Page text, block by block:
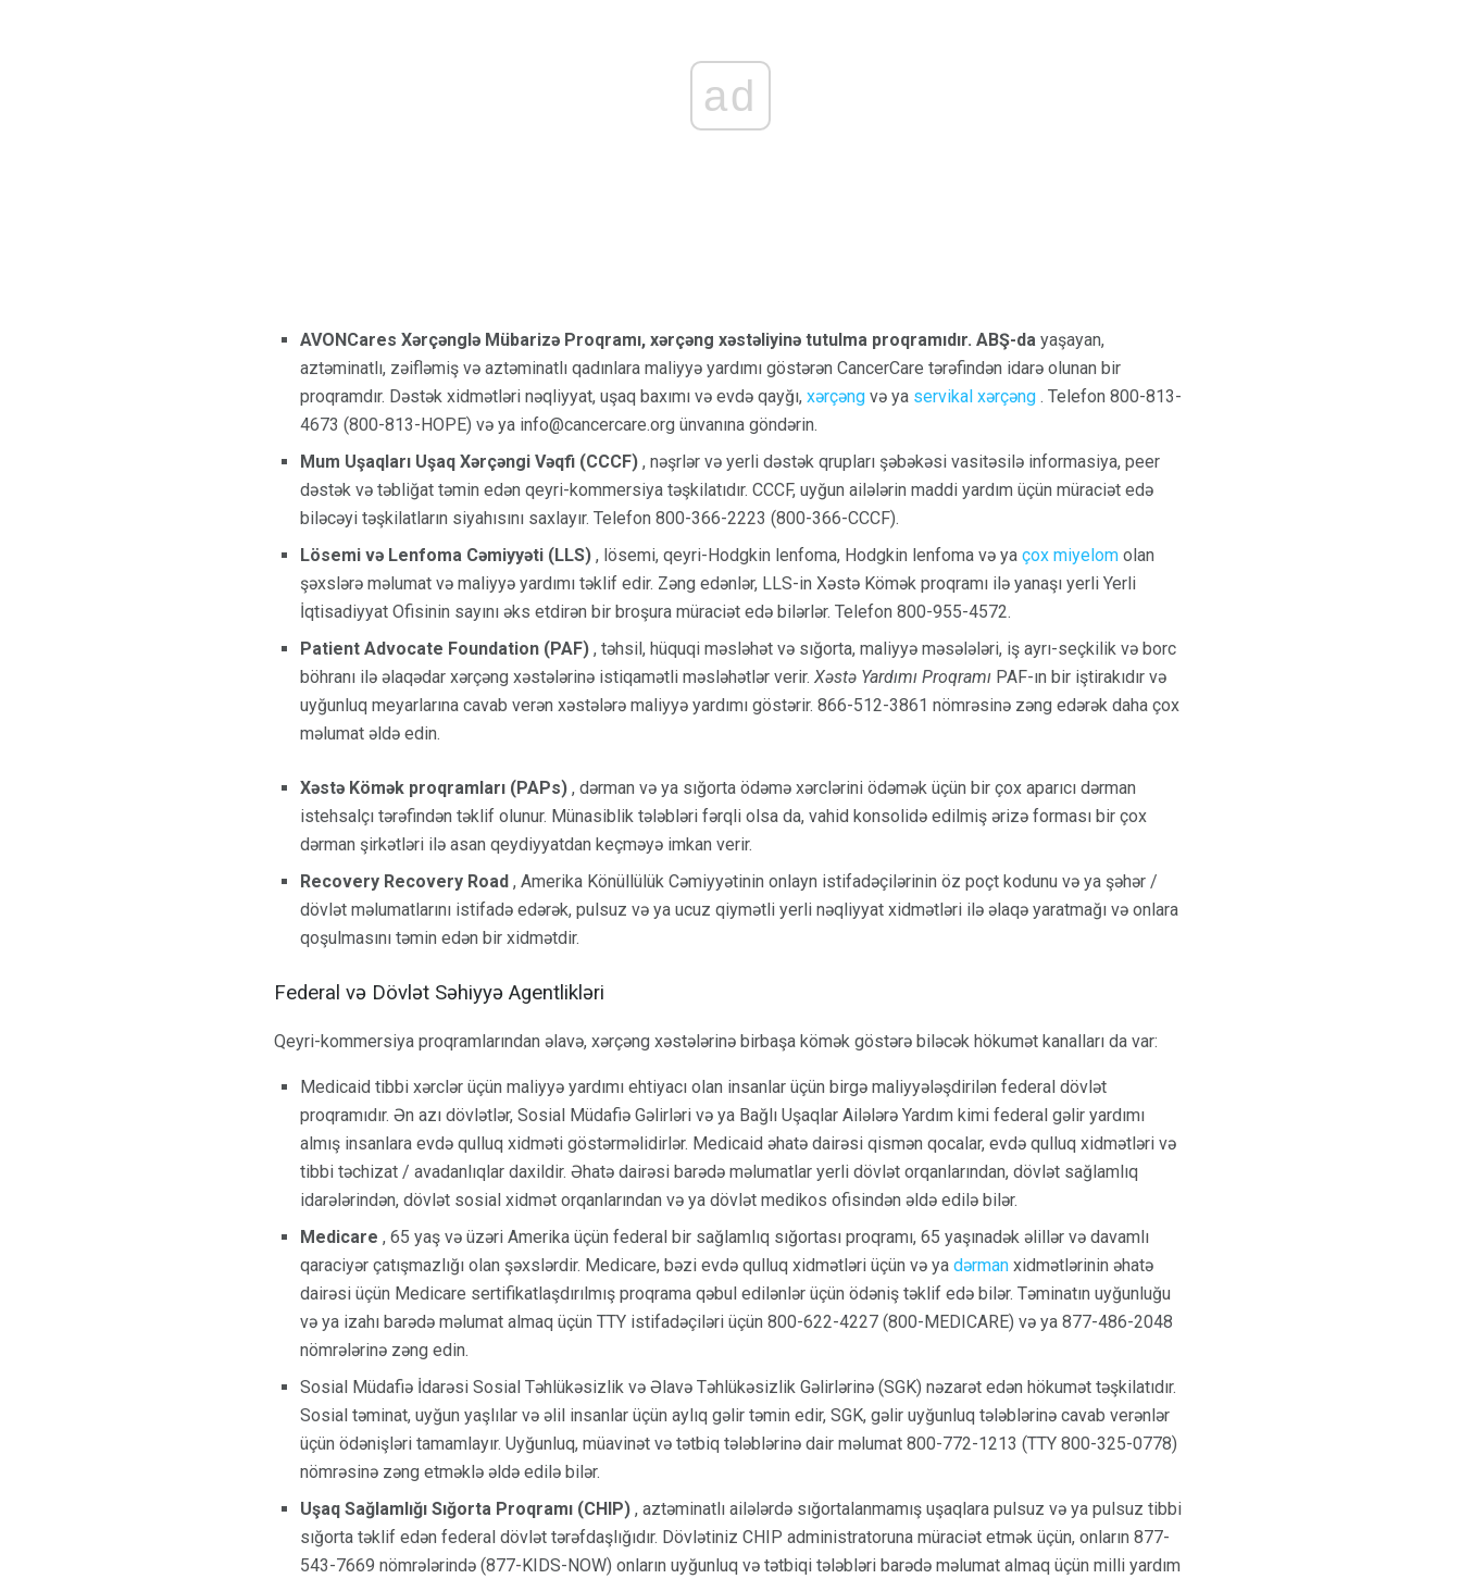
ad
AVONCares Xərçənglə Mübarizə Proqramı, xərçəng xəstəliyinə tutulma proqramıdır. ABŞ-da yaşayan,
aztəminatlı, zəifləmiş və aztəminatlı qadınlara maliyyə yardımı göstərən CancerCare tərəfindən idarə olunan bir
proqramdır. Dəstək xidmətləri nəqliyyat, uşaq baxımı və evdə qayğı, xərçəng və ya servikal xərçəng . Telefon 800-813-
4673 (800-813-HOPE) və ya info@cancercare.org ünvanına göndərin.
Mum Uşaqları Uşaq Xərçəngi Vəqfi (CCCF) , nəşrlər və yerli dəstək qrupları şəbəkəsi vasitəsilə informasiya, peer
dəstək və təbliğat təmin edən qeyri-kommersiya təşkilatıdır. CCCF, uyğun ailələrin maddi yardım üçün müraciət edə
biləcəyi təşkilatların siyahısını saxlayır. Telefon 800-366-2223 (800-366-CCCF).
Lösemi və Lenfoma Cəmiyyəti (LLS) , lösemi, qeyri-Hodgkin lenfoma, Hodgkin lenfoma və ya çox miyelom olan
şəxslərə məlumat və maliyyə yardımı təklif edir. Zəng edənlər, LLS-in Xəstə Kömək proqramı ilə yanaşı yerli Yerli
İqtisadiyyat Ofisinin sayını əks etdirən bir broşura müraciət edə bilərlər. Telefon 800-955-4572.
Patient Advocate Foundation (PAF) , təhsil, hüquqi məsləhət və sığorta, maliyyə məsələləri, iş ayrı-seçkilik və borc
böhranı ilə əlaqədar xərçəng xəstələrinə istiqamətli məsləhətlər verir. Xəstə Yardımı Proqramı PAF-ın bir iştirakıdır və
uyğunluq meyarlarına cavab verən xəstələrə maliyyə yardımı göstərir. 866-512-3861 nömrəsinə zəng edərək daha çox
məlumat əldə edin.
Xəstə Kömək proqramları (PAPs) , dərman və ya sığorta ödəmə xərclərini ödəmək üçün bir çox aparıcı dərman
istehsalçı tərəfindən təklif olunur. Münasiblik tələbləri fərqli olsa da, vahid konsolidə edilmiş ərizə forması bir çox
dərman şirkətləri ilə asan qeydiyyatdan keçməyə imkan verir.
Recovery Recovery Road , Amerika Könüllülük Cəmiyyətinin onlayn istifadəçilərinin öz poçt kodunu və ya şəhər /
dövlət məlumatlarını istifadə edərək, pulsuz və ya ucuz qiymətli yerli nəqliyyat xidmətləri ilə əlaqə yaratmağı və onlara
qoşulmasını təmin edən bir xidmətdir.
Federal və Dövlət Səhiyyə Agentlikləri
Qeyri-kommersiya proqramlarından əlavə, xərçəng xəstələrinə birbaşa kömək göstərə biləcək hökumət kanalları da var:
Medicaid tibbi xərclər üçün maliyyə yardımı ehtiyacı olan insanlar üçün birgə maliyyələşdirilən federal dövlət
proqramıdır. Ən azı dövlətlər, Sosial Müdafiə Gəlirləri və ya Bağlı Uşaqlar Ailələrə Yardım kimi federal gəlir yardımı
almış insanlara evdə qulluq xidməti göstərməlidirlər. Medicaid əhatə dairəsi qismən qocalar, evdə qulluq xidmətləri və
tibbi təchizat / avadanlıqlar daxildir. Əhatə dairəsi barədə məlumatlar yerli dövlət orqanlarından, dövlət sağlamlıq
idarələrindən, dövlət sosial xidmət orqanlarından və ya dövlət medikos ofisindən əldə edilə bilər.
Medicare , 65 yaş və üzəri Amerika üçün federal bir sağlamlıq sığortası proqramı, 65 yaşınadək əlillər və davamlı
qaraciyər çatışmazlığı olan şəxslərdir. Medicare, bəzi evdə qulluq xidmətləri üçün və ya dərman xidmətlərinin əhatə
dairəsi üçün Medicare sertifikatlaşdırılmış proqrama qəbul edilənlər üçün ödəniş təklif edə bilər. Təminatın uyğunluğu
və ya izahı barədə məlumat almaq üçün TTY istifadəçiləri üçün 800-622-4227 (800-MEDICARE) və ya 877-486-2048
nömrələrinə zəng edin.
Sosial Müdafiə İdarəsi Sosial Təhlükəsizlik və Əlavə Təhlükəsizlik Gəlirlərinə (SGK) nəzarət edən hökumət təşkilatıdır.
Sosial təminat, uyğun yaşlılar və əlil insanlar üçün aylıq gəlir təmin edir, SGK, gəlir uyğunluq tələblərinə cavab verənlər
üçün ödənişləri tamamlayır. Uyğunluq, müavinət və tətbiq tələblərinə dair məlumat 800-772-1213 (TTY 800-325-0778)
nömrəsinə zəng etməklə əldə edilə bilər.
Uşaq Sağlamlığı Sığorta Proqramı (CHIP) , aztəminatlı ailələrdə sığortalanmamış uşaqlara pulsuz və ya pulsuz tibbi
sığorta təklif edən federal dövlət tərəfdaşlığıdır. Dövlətiniz CHIP administratoruna müraciət etmək üçün, onların 877-
543-7669 nömrələrində (877-KIDS-NOW) onların uyğunluq və tətbiqi tələbləri barədə məlumat almaq üçün milli yardım